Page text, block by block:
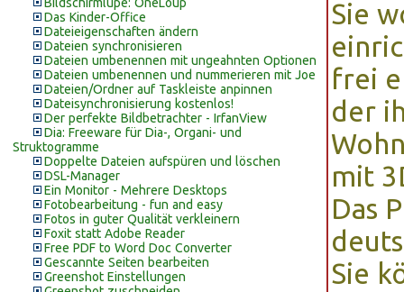
Das Kinder-Office
Dateieigenschaften ändern
Dateien synchronisieren
Dateien umbenennen mit ungeahnten Optionen
Dateien umbenennen und nummerieren mit Joe
Dateien/Ordner auf Taskleiste anpinnen
Dateisynchronisierung kostenlos!
Der perfekte Bildbetrachter - IrfanView
Dia: Freeware für Dia-, Organi- und
Struktogramme
Doppelte Dateien aufspüren und löschen
DSL-Manager
Ein Monitor - Mehrere Desktops
Fotobearbeitung - fun and easy
Fotos in guter Qualität verkleinern
Foxit statt Adobe Reader
Free PDF to Word Doc Converter
Gescannte Seiten bearbeiten
Greenshot Einstellungen
Sie
frei
der
mit
Das
Sie